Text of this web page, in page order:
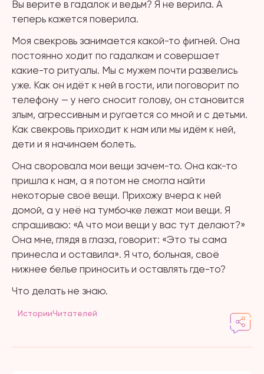
Вы верите в гадалок и ведьм? Я не верила. А
теперь кажется поверила.
Моя свекровь занимается какой-то фигней. Она
постоянно ходит по гадалкам и совершает
какие-то ритуалы. Мы с мужем почти развелись
уже. Как он идёт к ней в гости, или поговорит по
телефону — у него сносит голову, он становится
злым, агрессивным и ругается со мной и с детьми.
Как свекровь приходит к нам или мы идём к ней,
дети и я начинаем болеть.
Она своровала мои вещи зачем-то. Она как-то
пришла к нам, а я потом не смогла найти
некоторые своё вещи. Прихожу вчера к ней
домой, а у неё на тумбочке лежат мои вещи. Я
спрашиваю: «А что мои вещи у вас тут делают?»
Она мне, глядя в глаза, говорит: «Это ты сама
принесла и оставила». Я что, больная, своё
нижнее белье приносить и оставлять где-то?
Что делать не знаю.
ИсторииЧитателей